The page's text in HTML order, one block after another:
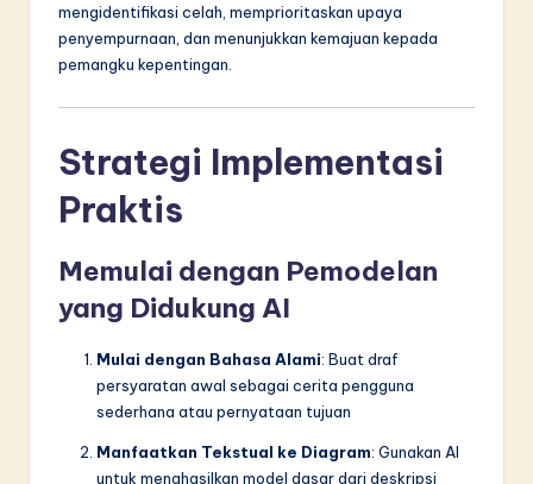
mengidentifikasi celah, memprioritaskan upaya
penyempurnaan, dan menunjukkan kemajuan kepada
pemangku kepentingan.
Strategi Implementasi
Praktis
Memulai dengan Pemodelan
yang Didukung AI
Mulai dengan Bahasa Alami: Buat draf
persyaratan awal sebagai cerita pengguna
sederhana atau pernyataan tujuan
Manfaatkan Tekstual ke Diagram: Gunakan AI
untuk menghasilkan model dasar dari deskripsi